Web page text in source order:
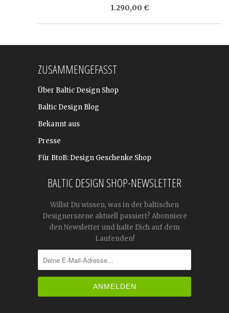
1.290,00 €
ZUSAMMENGEFASST
Über Baltic Design Shop
Baltic Design Blog
Bekannt aus
Presse
Für BtoB: Design Geschenke Shop
BALTIC DESIGN SHOP-NEWSLETTER
Willst Du wissen, was in der baltischen
Designerszene aktuell passiert? Abonniere
den Newsletter und halte Dich auf dem
Laufenden!